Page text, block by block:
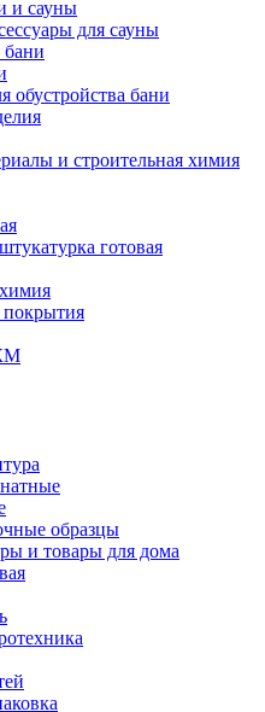
и сауны
для сауны
бани
обустройства бани
и строительная химия
готовая
покрытия
образцы
и товары для дома